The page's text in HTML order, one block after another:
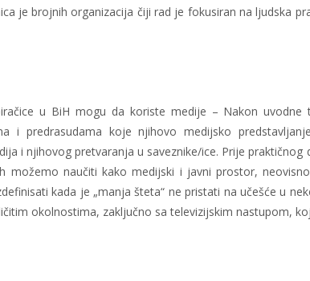
je brojnih organizacija čiji rad je fokusiran na ljudska
u BiH mogu da koriste medije – Nakon
i predrasudama koje njihovo medijsko
i njihovog pretvaranja u saveznike/ice. Prije
možemo naučiti kako medijski i javni prostor,
kada je „manja šteta“ ne pristati na učešće u
okolnostima, zaključno sa televizijskim nastupom,